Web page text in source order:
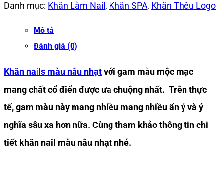
Danh mục: Khăn Làm Nail, Khăn SPA, Khăn Thêu Logo
Mô tả
Đánh giá (0)
Khăn nails màu nâu nhạtvới gam màu mộc mạc
mang chất cổ điển được ưa chuộng nhất. Trên thực
tế, gam màu này mang nhiều mang nhiều ẩn ý và ý
nghĩa sâu xa hơn nữa. Cùng tham khảo thông tin chi
tiết khăn nail màu nâu nhạt nhé.